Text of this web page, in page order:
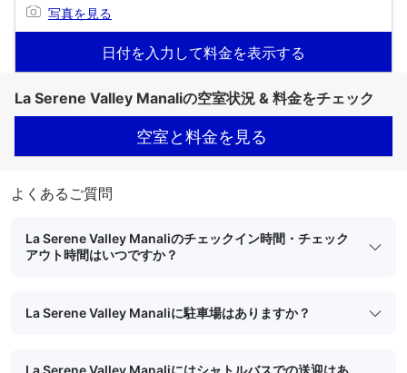
写真を見る
日付を入力して料金を表示する
La Serene Valley Manaliの空室状況 & 料金をチェック
空室と料金を見る
よくあるご質問
La Serene Valley Manaliのチェックイン時間・チェック
アウト時間はいつですか？
La Serene Valley Manaliに駐車場はありますか？